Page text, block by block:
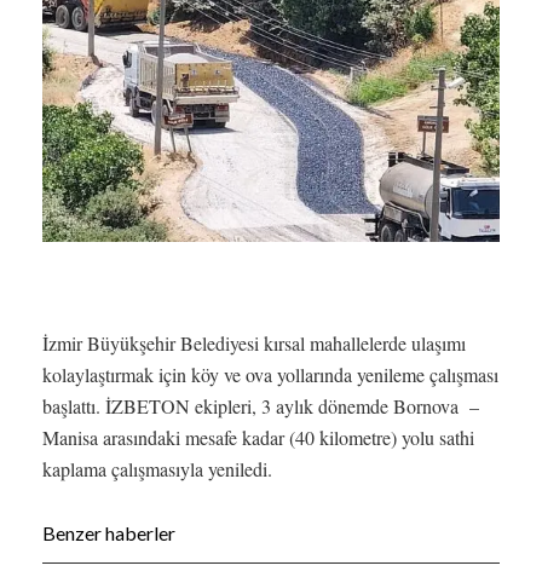
İzmir Büyükşehir Belediyesi kırsal mahallelerde ulaşımı
kolaylaştırmak için köy ve ova yollarında yenileme çalışması
başlattı. İZBETON ekipleri, 3 aylık dönemde Bornova –
Manisa arasındaki mesafe kadar (40 kilometre) yolu sathi
kaplama çalışmasıyla yeniledi.
Benzer haberler